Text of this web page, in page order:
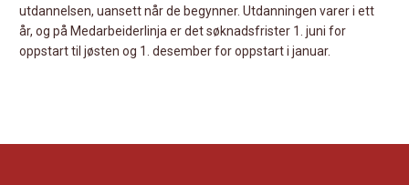
utdannelsen, uansett når de begynner. Utdanningen varer i ett
år, og på Medarbeiderlinja er det søknadsfrister 1. juni for
oppstart til jøsten og 1. desember for oppstart i januar.